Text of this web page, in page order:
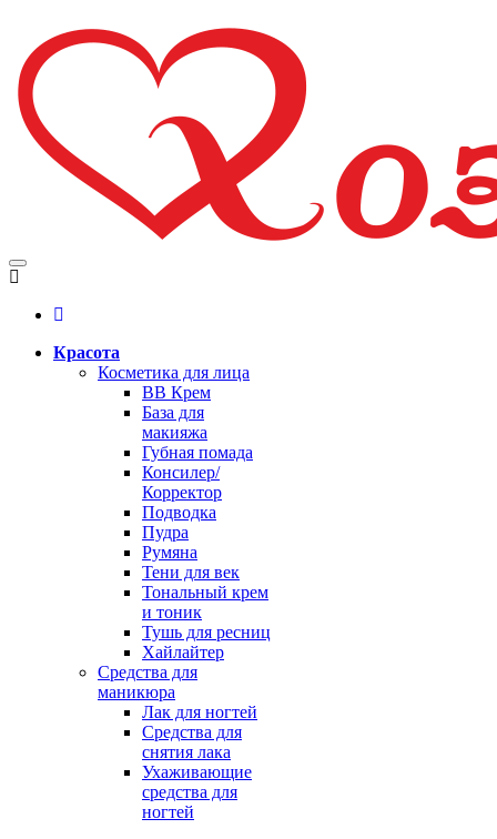
Красота
Косметика для лица
BB Крем
База для
макияжа
Губная помада
Консилер/
Корректор
Подводка
Пудра
Румяна
Тени для век
Тональный крем
и тоник
Тушь для ресниц
Хайлайтер
Средства для
маникюра
Лак для ногтей
Средства для
снятия лака
Ухаживающие
средства для
ногтей